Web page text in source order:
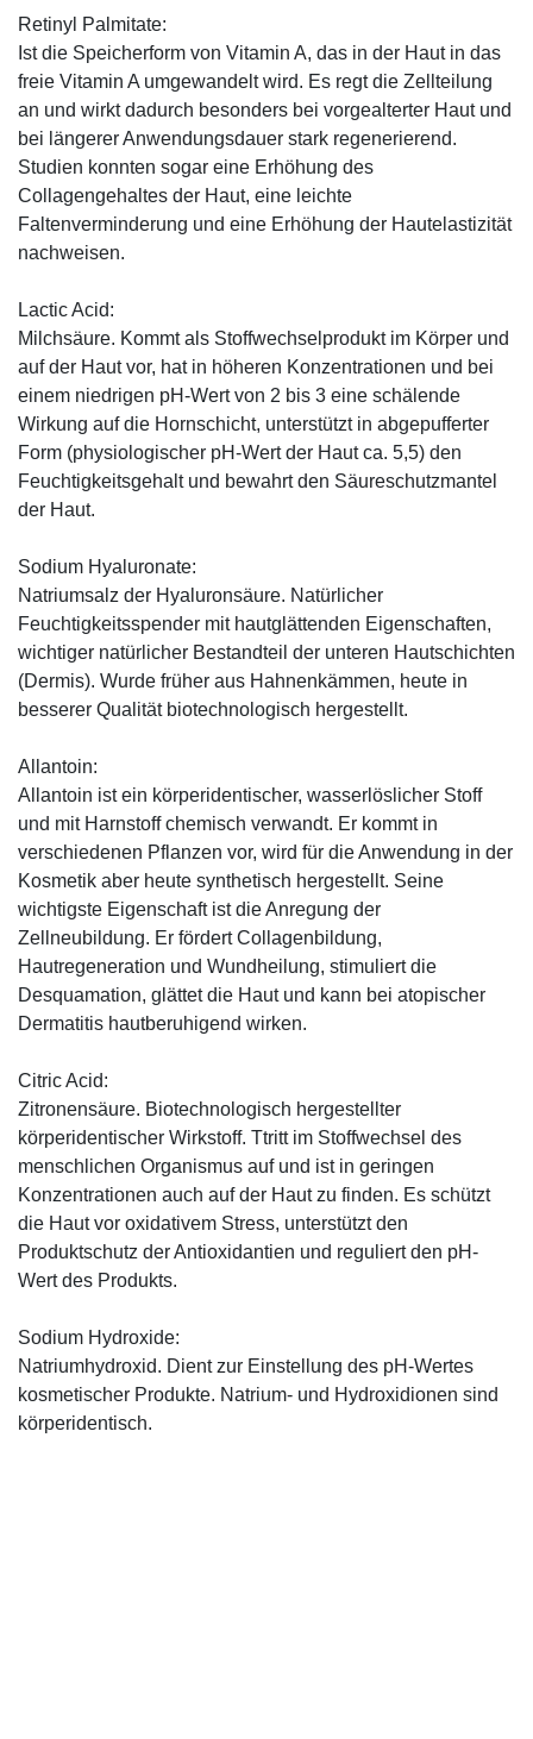
Retinyl Palmitate:
Ist die Speicherform von Vitamin A, das in der Haut in das
freie Vitamin A umgewandelt wird. Es regt die Zellteilung
an und wirkt dadurch besonders bei vorgealterter Haut und
bei längerer Anwendungsdauer stark regenerierend.
Studien konnten sogar eine Erhöhung des
Collagengehaltes der Haut, eine leichte
Faltenverminderung und eine Erhöhung der Hautelastizität
nachweisen.
Lactic Acid:
Milchsäure. Kommt als Stoffwechselprodukt im Körper und
auf der Haut vor, hat in höheren Konzentrationen und bei
einem niedrigen pH-Wert von 2 bis 3 eine schälende
Wirkung auf die Hornschicht, unterstützt in abgepufferter
Form (physiologischer pH-Wert der Haut ca. 5,5) den
Feuchtigkeitsgehalt und bewahrt den Säureschutzmantel
der Haut.
Sodium Hyaluronate:
Natriumsalz der Hyaluronsäure. Natürlicher
Feuchtigkeitsspender mit hautglättenden Eigenschaften,
wichtiger natürlicher Bestandteil der unteren Hautschichten
(Dermis). Wurde früher aus Hahnenkämmen, heute in
besserer Qualität biotechnologisch hergestellt.
Allantoin:
Allantoin ist ein körperidentischer, wasserlöslicher Stoff
und mit Harnstoff chemisch verwandt. Er kommt in
verschiedenen Pflanzen vor, wird für die Anwendung in der
Kosmetik aber heute synthetisch hergestellt. Seine
wichtigste Eigenschaft ist die Anregung der
Zellneubildung. Er fördert Collagenbildung,
Hautregeneration und Wundheilung, stimuliert die
Desquamation, glättet die Haut und kann bei atopischer
Dermatitis hautberuhigend wirken.
Citric Acid:
Zitronensäure. Biotechnologisch hergestellter
körperidentischer Wirkstoff. Ttritt im Stoffwechsel des
menschlichen Organismus auf und ist in geringen
Konzentrationen auch auf der Haut zu finden. Es schützt
die Haut vor oxidativem Stress, unterstützt den
Produktschutz der Antioxidantien und reguliert den pH-
Wert des Produkts.
Sodium Hydroxide:
Natriumhydroxid. Dient zur Einstellung des pH-Wertes
kosmetischer Produkte. Natrium- und Hydroxidionen sind
körperidentisch.